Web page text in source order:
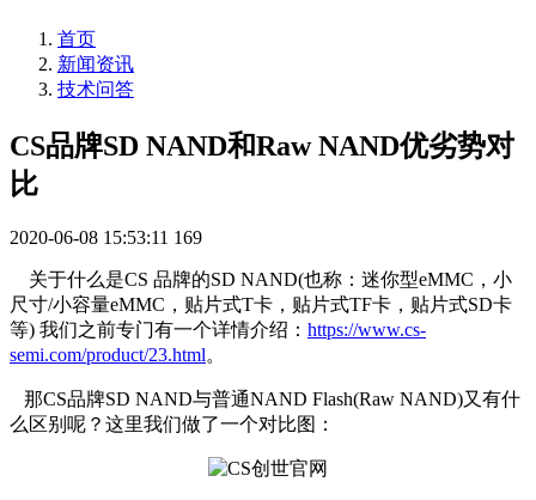
首页
新闻资讯
技术问答
CS品牌SD NAND和Raw NAND优劣势对
比
2020-06-08 15:53:11 169
关于什么是CS 品牌的SD NAND(也称：迷你型eMMC，小
尺寸/小容量eMMC，贴片式T卡，贴片式TF卡，贴片式SD卡
等) 我们之前专门有一个详情介绍： https://www.cs-
semi.com/product/23.html。
那CS品牌SD NAND与普通NAND Flash(Raw NAND)又有什
么区别呢？这里我们做了一个对比图：